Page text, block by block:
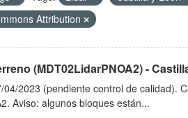
Attribution
(MDT02LidarPNOA2) -
2023 (pendiente control de calidad).
Aviso: algunos bloques están...